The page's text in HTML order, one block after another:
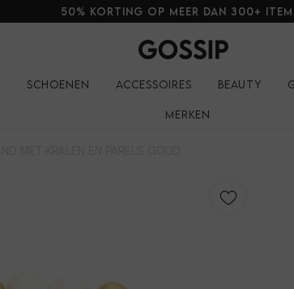
50% korting op meer dan 300+
Schoenen Accessoires Beauty
Merken